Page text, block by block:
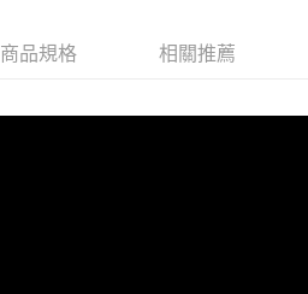
商品規格 相關推薦